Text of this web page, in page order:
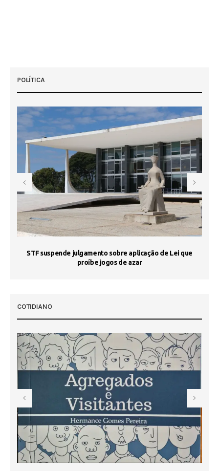
POLÍTICA
STF suspende julgamento sobre aplicação de Lei que
proíbe jogos de azar
COTIDIANO